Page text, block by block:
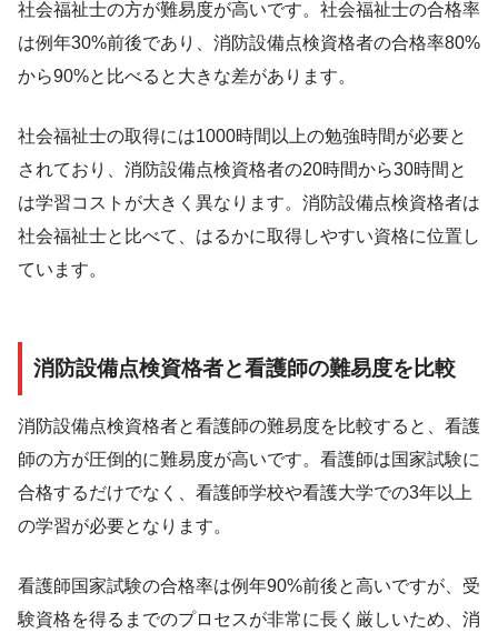
社会福祉士の方が難易度が高いです。社会福祉士の合格率
は例年30%前後であり、消防設備点検資格者の合格率80%
から90%と比べると大きな差があります。
社会福祉士の取得には1000時間以上の勉強時間が必要と
されており、消防設備点検資格者の20時間から30時間と
は学習コストが大きく異なります。消防設備点検資格者は
社会福祉士と比べて、はるかに取得しやすい資格に位置し
ています。
消防設備点検資格者と看護師の難易度を比較
消防設備点検資格者と看護師の難易度を比較すると、看護
師の方が圧倒的に難易度が高いです。看護師は国家試験に
合格するだけでなく、看護師学校や看護大学での3年以上
の学習が必要となります。
看護師国家試験の合格率は例年90%前後と高いですが、受
験資格を得るまでのプロセスが非常に長く厳しいため、消